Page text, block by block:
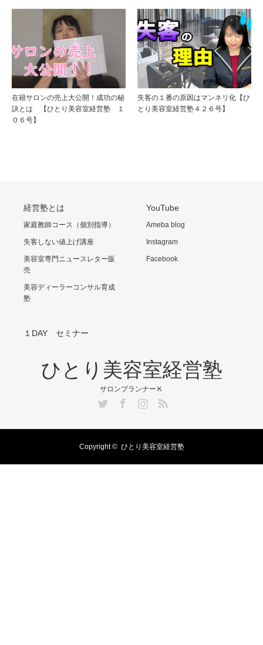
在籍サロンの売上大公開！成功の秘
訣とは 【ひとり美容室経営塾 １
０６号】
失客の１番の原因はマンネリ化【ひ
とり美容室経営塾４２６号】
経営塾とは
家庭教師コース（個別指導）
失客しない値上げ講座
美容室専門ニュースレター販
売
美容ディーラーコンサル育成
塾
YouTube
Ameba blog
Instagram
Facebook
１DAY セミナー
ひとり美容室経営塾
サロンプランナーＫ
Copyright © ひとり美容室経営塾